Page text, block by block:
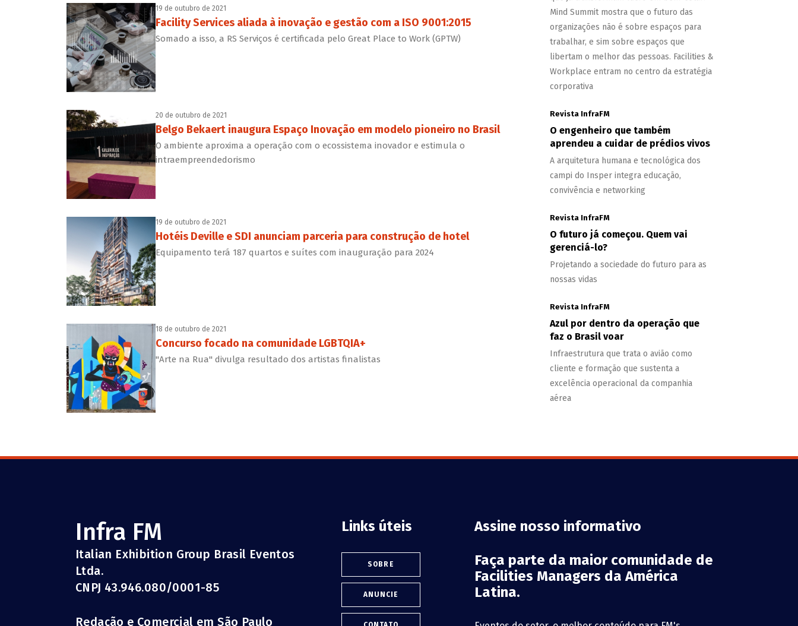
19 de outubro de 2021
Facility Services aliada à inovação e gestão com a ISO 9001:2015
Somado a isso, a RS Serviços é certificada pelo Great Place to Work (GPTW)
20 de outubro de 2021
Belgo Bekaert inaugura Espaço Inovação em modelo pioneiro no Brasil
O ambiente aproxima a operação com o ecossistema inovador e estimula o
intraempreendedorismo
19 de outubro de 2021
Hotéis Deville e SDI anunciam parceria para construção de hotel
Equipamento terá 187 quartos e suítes com inauguração para 2024
18 de outubro de 2021
Concurso focado na comunidade LGBTQIA+
"Arte na Rua" divulga resultado dos artistas finalistas
Mind Summit mostra que o futuro das
organizações não é sobre espaços para
trabalhar, e sim sobre espaços que
libertam o melhor das pessoas. Facilities &
Workplace entram no centro da estratégia
corporativa
Revista InfraFM
O engenheiro que também
aprendeu a cuidar de prédios vivos
A arquitetura humana e tecnológica dos
campi do Insper integra educação,
convivência e networking
Revista InfraFM
O futuro já começou. Quem vai
gerenciá-lo?
Projetando a sociedade do futuro para as
nossas vidas
Revista InfraFM
Azul por dentro da operação que
faz o Brasil voar
Infraestrutura que trata o avião como
cliente e formação que sustenta a
excelência operacional da companhia
aérea
Infra FM
Italian Exhibition Group Brasil Eventos
Ltda.
CNPJ 43.946.080/0001-85
Redação e Comercial em São Paulo
Links úteis
SOBRE
ANUNCIE
Assine nosso informativo
Faça parte da maior comunidade de
Facilities Managers da América
Latina.